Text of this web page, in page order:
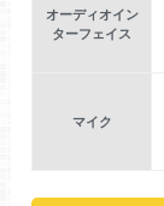
オーディオイン
ターフェイス
マイク